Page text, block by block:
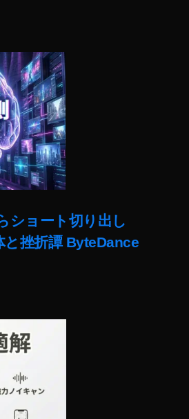
ショート切り出し
挫折譚 ByteDance